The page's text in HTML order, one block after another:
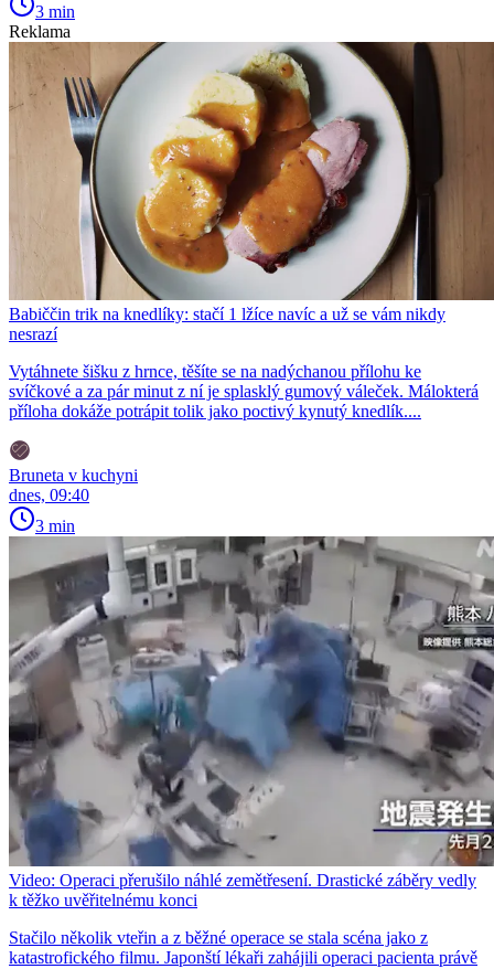
3 min
Reklama
Babiččin trik na knedlíky: stačí 1 lžíce navíc a už se vám nikdy
nesrazí
Vytáhnete šišku z hrnce, těšíte se na nadýchanou přílohu ke
svíčkové a za pár minut z ní je splasklý gumový váleček. Málokterá
příloha dokáže potrápit tolik jako poctivý kynutý knedlík....
Bruneta v kuchyni
dnes, 09:40
3 min
Video: Operaci přerušilo náhlé zemětřesení. Drastické záběry vedly
k těžko uvěřitelnému konci
Stačilo několik vteřin a z běžné operace se stala scéna jako z
katastrofického filmu. Japonští lékaři zahájili operaci pacienta právě